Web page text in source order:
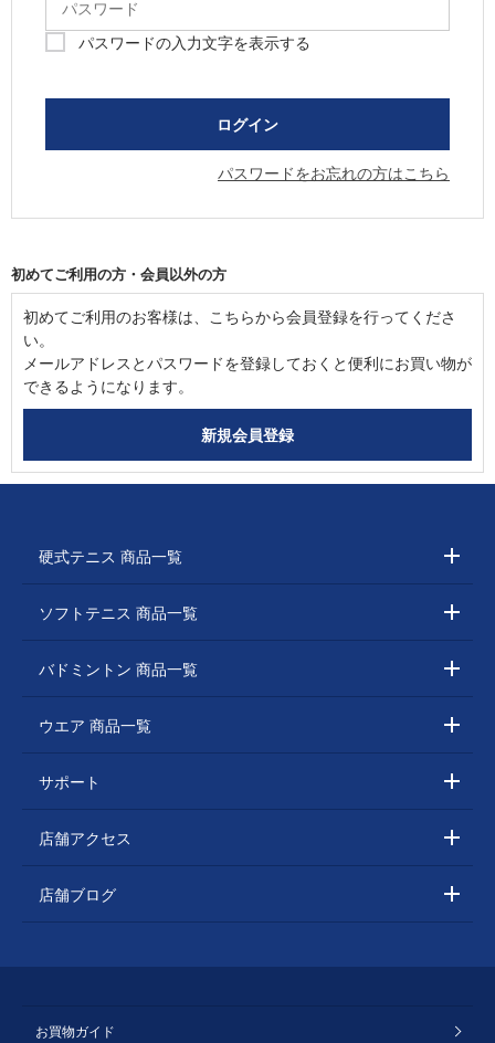
パスワードの入力文字を表示する
パスワードをお忘れの方はこちら
初めてご利用の方・会員以外の方
初めてご利用のお客様は、こちらから会員登録を行ってくださ
い。
メールアドレスとパスワードを登録しておくと便利にお買い物が
できるようになります。
硬式テニス 商品一覧
ソフトテニス 商品一覧
バドミントン 商品一覧
ウエア 商品一覧
サポート
店舗アクセス
店舗ブログ
お買物ガイド